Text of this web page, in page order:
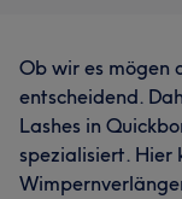
Ob wir es mögen
entscheidend.
Lashes in
spezialisiert. Hier